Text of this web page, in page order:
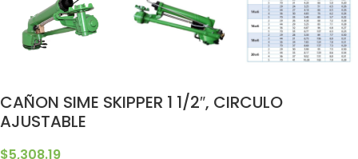
CAÑON SIME SKIPPER 1 1/2″, CIRCULO
AJUSTABLE
$5,308.19